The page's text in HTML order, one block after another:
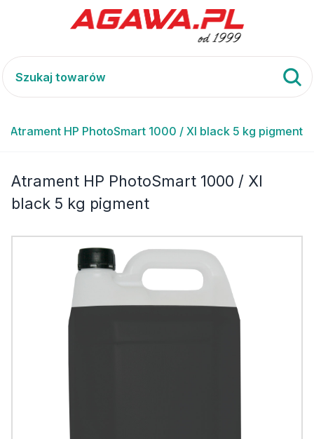
Atrament HP PhotoSmart 1000 / XI black 5 kg pigment
Atrament HP PhotoSmart 1000 / XI
black 5 kg pigment